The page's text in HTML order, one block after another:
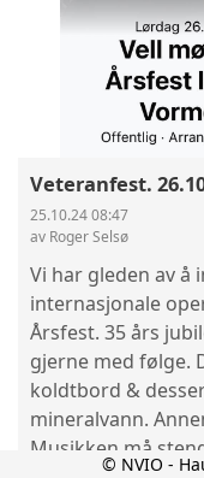
Veteranfest.
25.10.24 08:47
av Roger Selsø
Vi har gleden av å
internasjonale
Årsfest. 35 års
gjerne med følge.
koldtbord &
mineralvann.
Musikken må
© NVIO -